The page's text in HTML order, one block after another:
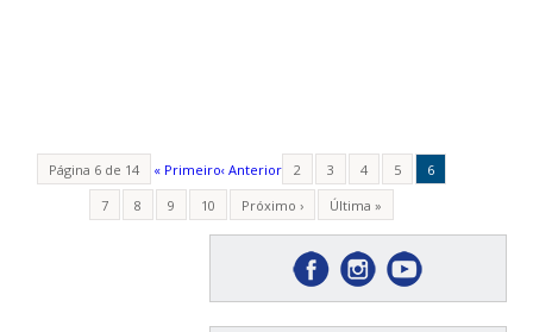
Página 6 de 14 « Primeiro‹ Anterior 2 3 4 5
6
7
8 9 10 Próximo › Última »